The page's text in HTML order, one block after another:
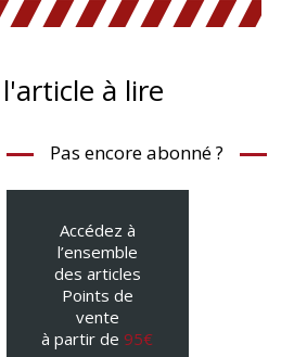
à lire
Pas encore abonné ?
Accédez à
l’ensemble
des articles
Points de
vente
à partir de 95€